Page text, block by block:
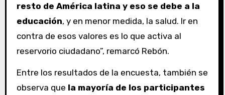
resto de América latina y eso se debe a la
educación, y en menor medida, la salud. Ir en
contra de esos valores es lo que activa al
reservorio ciudadano”, remarcó Rebón.
Entre los resultados de la encuesta, también se
observa que la mayoría de los participantes